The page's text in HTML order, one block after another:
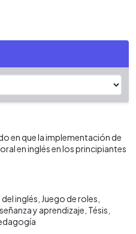
en que la implementación de
en inglés en los principiantes
inglés Juego de roles
y aprendizaje Tésis